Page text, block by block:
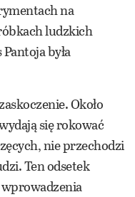
na
ludzkich
była
Około
się rokować
nie przechodzi
Ten odsetek